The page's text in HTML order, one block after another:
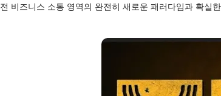
전 비즈니스 소통 영역의 완전히 새로운 패러다임과 확실